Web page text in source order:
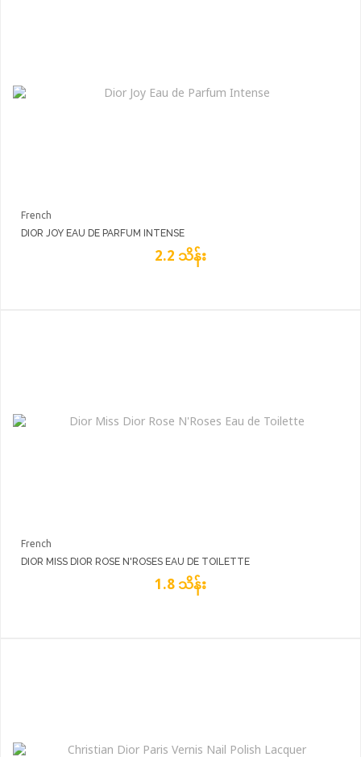
French
DIOR JOY EAU DE PARFUM INTENSE
2.2 သိန်း
French
DIOR MISS DIOR ROSE N'ROSES EAU DE TOILETTE
1.8 သိန်း